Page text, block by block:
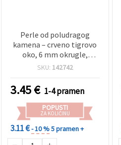
Perle od poludragog
kamena – crveno tigrovo
oko, 6 mm okrugle,
polirane, tamno
nizu, za izradu nakita,
narukvica i ogrlica
SKU: 142742
3.45€ 1-4 pramen
POPUSTI
ZA KOLIČINU
3.11 €- 10 %5 pramen +